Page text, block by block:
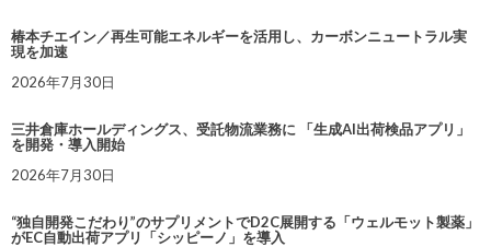
椿本チエイン／再生可能エネルギーを活用し、カーボンニュートラル実
現を加速
2026年7月30日
三井倉庫ホールディングス、受託物流業務に 「生成AI出荷検品アプリ」
を開発・導入開始
2026年7月30日
“独自開発こだわり”のサプリメントでD2C展開する「ウェルモット製薬」
がEC自動出荷アプリ「シッピーノ」を導入